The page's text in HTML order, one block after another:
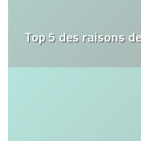
Top 5 des raisons